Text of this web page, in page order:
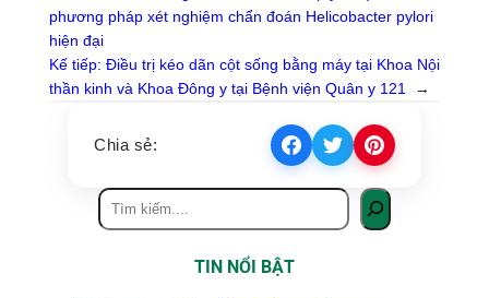
phương pháp xét nghiệm chẩn đoán Helicobacter pylori
hiện đại
Kế tiếp: Điều trị kéo dãn cột sống bằng máy tại Khoa Nội
thần kinh và Khoa Đông y tại Bệnh viện Quân y 121
→
Chia sẻ:
TIN NỔI BẬT